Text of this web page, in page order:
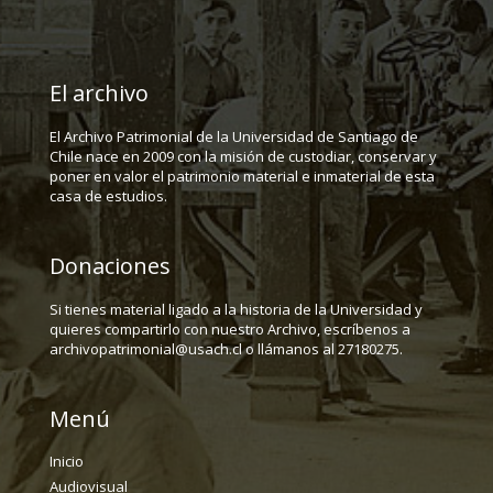
El archivo
El Archivo Patrimonial de la Universidad de Santiago de
Chile nace en 2009 con la misión de custodiar, conservar y
poner en valor el patrimonio material e inmaterial de esta
casa de estudios.
Donaciones
Si tienes material ligado a la historia de la Universidad y
quieres compartirlo con nuestro Archivo, escríbenos a
archivopatrimonial@usach.cl o llámanos al 27180275.
Menú
Inicio
Audiovisual